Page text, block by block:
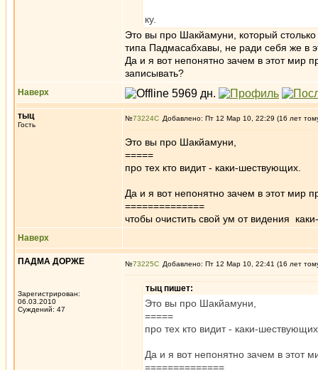
ку.
Это вы про Шакйамуни, который
типа Падмасабхавы, не ради себя же в
Да и я вот непонятно зачем в этот мир
записывать?
Наверх
тыц
Гость
№73224 Добавлено: Пт 12 Мар 10, 22:29 (16 лет
Это вы про Шакйамуни,
=====
про тех кто видит - каки-шествующих.
Да и я вот непонятно зачем в этот мир
==============
чтобы очистить свой ум от видения
Наверх
ПАДМА ДОРЖЕ
Зарегистрирован:
06.03.2010
Суждений: 47
№73225 Добавлено: Пт 12 Мар 10, 22:41 (16 лет
тыц пишет:
Это вы про Шакйамуни,
=====
про тех кто видит - каки-
Да и я вот непонятно зачем в этот
==============